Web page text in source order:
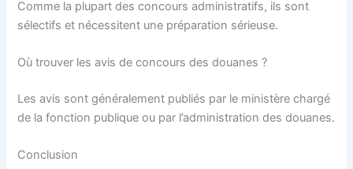
Comme la plupart des concours administratifs, ils sont
sélectifs et nécessitent une préparation sérieuse.
Où trouver les avis de concours des douanes ?
Les avis sont généralement publiés par le ministère chargé
de la fonction publique ou par l’administration des douanes.
Conclusion